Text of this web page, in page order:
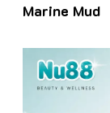
Marine Mud